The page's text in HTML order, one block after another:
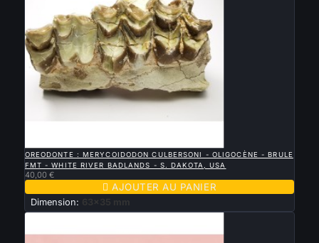
OREODONTE : MERYCOIDODON CULBERSONI - OLIGOCÈNE - BRULE
FMT - WHITE RIVER BADLANDS - S. DAKOTA, USA
40,00 €
 AJOUTER AU PANIER
Dimension: 63x35 mm